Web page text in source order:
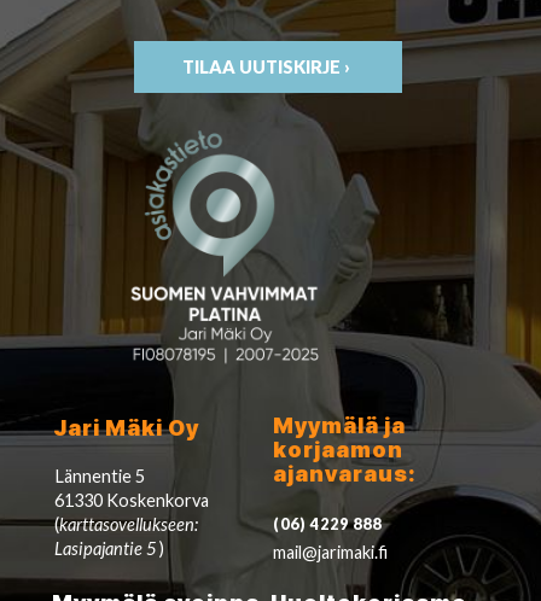
TILAA UUTISKIRJE ›
Jari Mäki Oy
Lännentie 5
61330 Koskenkorva
(karttasovellukseen:
Lasipajantie 5)
Myymälä ja
korjaamon
ajanvaraus:
(06) 4229 888
mail@jarimaki.fi